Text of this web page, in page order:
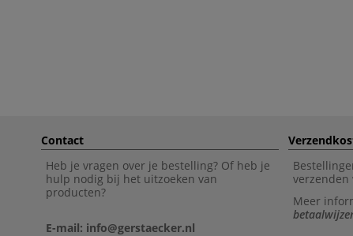
Contact
Heb je vragen over je bestelling? Of heb je
hulp nodig bij het uitzoeken van
producten?
E-mail: info@gerstaecker.nl
verzenden
Meer